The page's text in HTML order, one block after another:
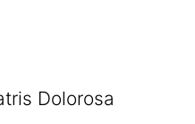
Dolorosa